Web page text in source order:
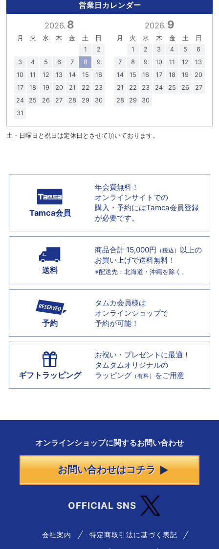
営業日カレンダー
2026. 8
月 火 水 木 金 土
日
1
2
3
4 5 6 7 8
9
10
11 12 13 14 15
16
17
18 19 20 21 22
23
24
25 26 27 28 29
30
31
2026. 9
月 火 水 木 金 土
日
1
2 3 4 5
6
7
8 9 10 11 12
13
14
15 16 17 18 19
20
21
22 23 24 25 26
27
28
29 30
土・日曜日と祝日は定休日とさせて頂いております。
Tamca会員
年会費無料！
オンラインサイトでの
購入・予約にはTamca会員登録
が必要です。
送料
商品合計 15,000円 （税込） 以上の
お買い上げで送料無料！
※配送先：北海道・沖縄を除く。
予約
タムカ会員様は
オンラインショップで
予約が可能！
ギフトラッピング
お祝い・プレゼントに最適！
タムタムオリジナルの
ラッピング （有料） をご用意
オンラインショップに関するお問い合わせ
お問い合わせはコチラ
OFFICIAL SNS
会社案内 特定商取引法に基づく表記